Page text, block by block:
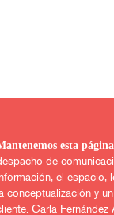
esta
de
el espacio,
conceptualización y
Carla Fernández